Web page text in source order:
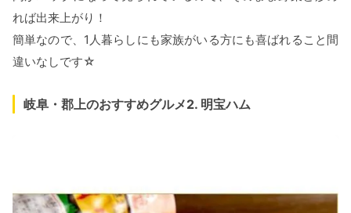
れば出来上がり！
簡単なので、1人暮らしにも家族がいる方にも喜ばれること間
違いなしです☆
岐阜・郡上のおすすめグルメ2. 明宝ハム